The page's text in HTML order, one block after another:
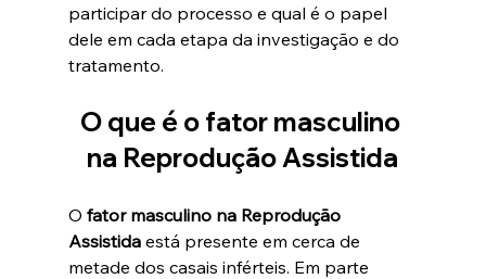
participar do processo e qual é o papel
dele em cada etapa da investigação e do
tratamento.
O que é o fator masculino
na Reprodução Assistida
O fator masculino na Reprodução
Assistida está presente em cerca de
metade dos casais inférteis. Em parte